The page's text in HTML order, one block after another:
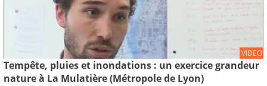
VIDEO
Tempête, pluies et inondations : un exercice grandeur
nature à La Mulatière (Métropole de Lyon)